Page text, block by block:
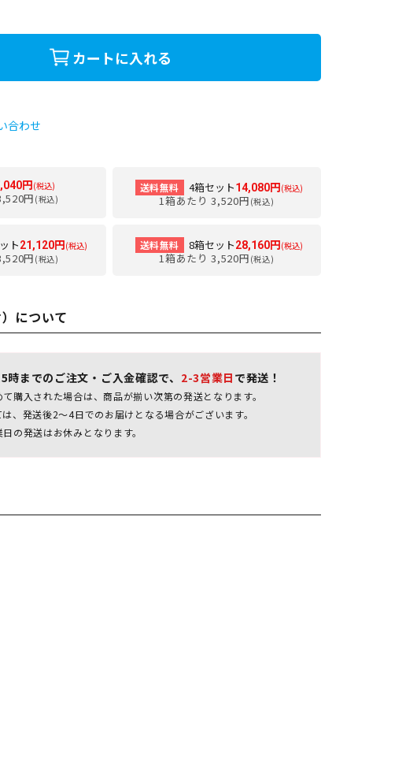
カートに入れる
合わせ
円(税込)
円 (税込)
送料無料 4箱セット14,080円 (税込)
1箱あたり 3,520円 (税込)
ト21,120円 (税込)
円 (税込)
送料無料 8箱セット28,160円 (税込)
1箱あたり 3,520円 (税込)
について
までのご注文・ご入金確認で、 2-3営業日 で発送！
購入された場合は、商品が揃い次第の発送となります。
、発送後2～4日でのお届けとなる場合がございます。
の発送はお休みとなります。